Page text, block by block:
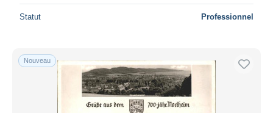
Statut Professionnel
Nouveau